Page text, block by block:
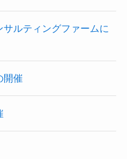
ルティングファームに
開催